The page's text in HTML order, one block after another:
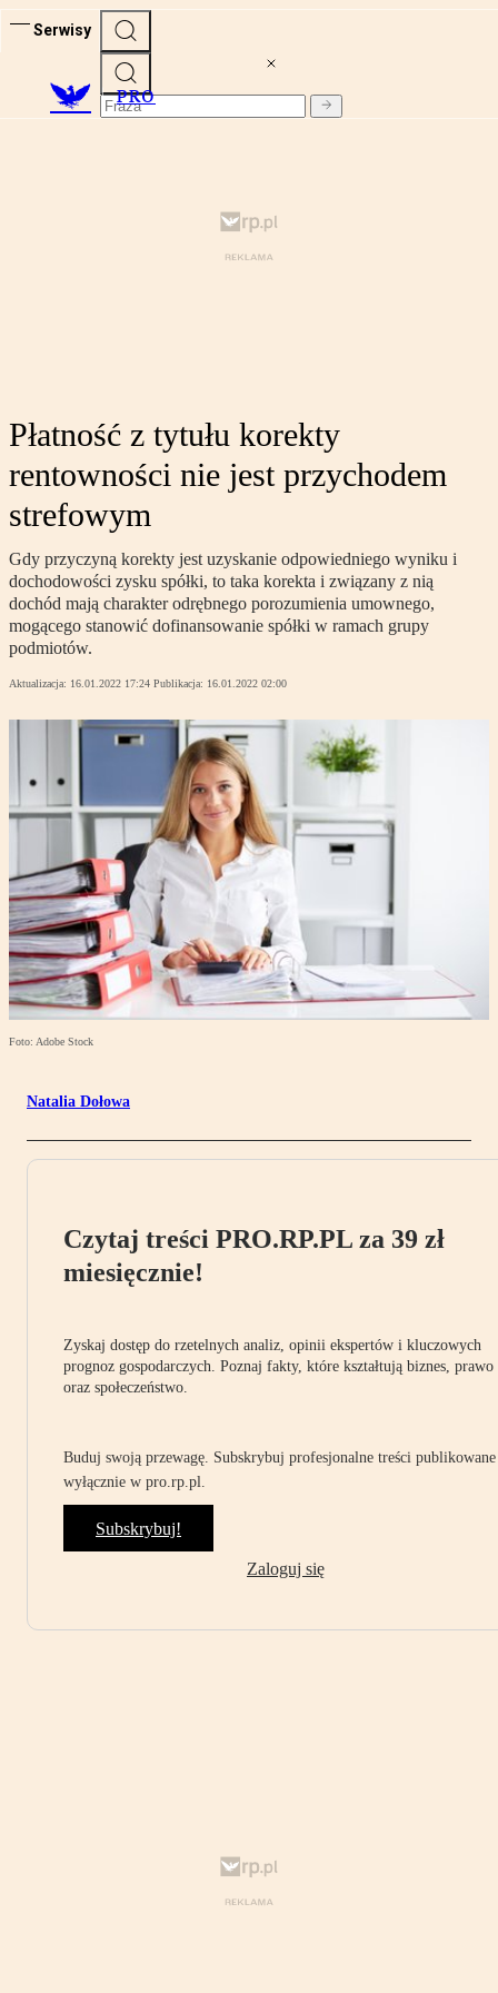
Serwisy
PRO
Płatność z tytułu korekty
rentowności nie jest przychodem
strefowym
Gdy przyczyną korekty jest uzyskanie odpowiedniego wyniku i
dochodowości zysku spółki, to taka korekta i związany z nią
dochód mają charakter odrębnego porozumienia umownego,
mogącego stanowić dofinansowanie spółki w ramach grupy
podmiotów.
Aktualizacja: 16.01.2022 17:24 Publikacja: 16.01.2022 02:00
Foto: Adobe Stock
Natalia Dołowa
Czytaj treści PRO.RP.PL za 39 zł
miesięcznie!
Zyskaj dostęp do rzetelnych analiz, opinii ekspertów i kluczowych
prognoz gospodarczych. Poznaj fakty, które kształtują biznes, prawo
oraz społeczeństwo.
Buduj swoją przewagę. Subskrybuj profesjonalne treści publikowane
wyłącznie w pro.rp.pl.
Subskrybuj!
Zaloguj się